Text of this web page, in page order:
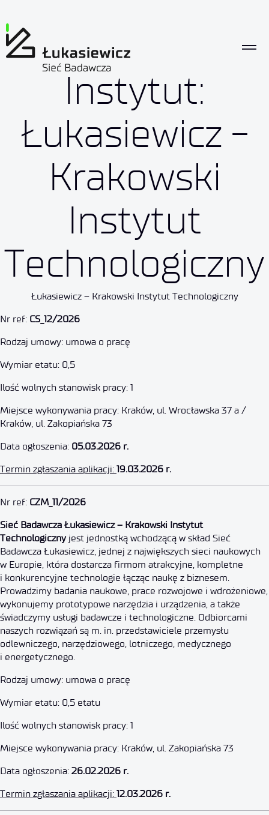
Instytut:
Łukasiewicz -
Krakowski
Instytut
Technologiczny
Łukasiewicz – Krakowski Instytut Technologiczny
Główny Specjalista – p.o.
19 marca 2026
Nr ref: CS_12/2026
Rodzaj umowy: umowa o pracę
Wymiar etatu: 0,5
Ilość wolnych stanowisk pracy: 1
Miejsce wykonywania pracy: Kraków, ul. Wrocławska 37 a /
Kraków, ul. Zakopiańska 73
Data ogłoszenia: 05.03.2026 r.
Termin zgłaszania aplikacji: 19.03.2026 r.
Specjalista techniczny (K/M)
12 marca 2026
Nr ref: CZM_11/2026
Sieć Badawcza Łukasiewicz – Krakowski Instytut
Technologiczny jest jednostką wchodzącą w skład Sieć
Badawcza Łukasiewicz, jednej z największych sieci naukowych
w Europie, która dostarcza firmom atrakcyjne, kompletne
i konkurencyjne technologie łącząc naukę z biznesem.
Prowadzimy badania naukowe, prace rozwojowe i wdrożeniowe,
wykonujemy prototypowe narzędzia i urządzenia, a także
świadczymy usługi badawcze i technologiczne. Odbiorcami
naszych rozwiązań są m. in. przedstawiciele przemysłu
odlewniczego, narzędziowego, lotniczego, medycznego
i energetycznego.
Rodzaj umowy: umowa o pracę
Wymiar etatu: 0,5 etatu
Ilość wolnych stanowisk pracy: 1
Miejsce wykonywania pracy: Kraków, ul. Zakopiańska 73
Data ogłoszenia: 26.02.2026 r.
Termin zgłaszania aplikacji: 12.03.2026 r.